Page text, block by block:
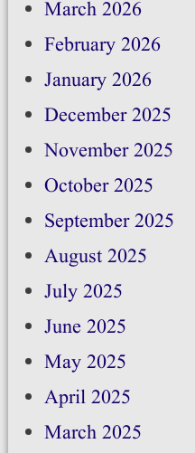
March 2026
February 2026
January 2026
December 2025
November 2025
October 2025
September 2025
August 2025
July 2025
June 2025
May 2025
April 2025
March 2025